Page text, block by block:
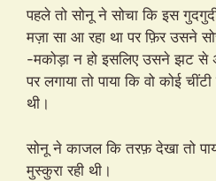
पहले तो सोनू ने सोचा कि इस
मज़ा सा आ रहा था पर फ़िर उसने
-मकोड़ा न हो इसलिए उसने झट से
पर लगाया तो पाया कि वो कोई
थी।
सोनू ने काजल कि तरफ़ देखा तो
मुस्कुरा रही थी।